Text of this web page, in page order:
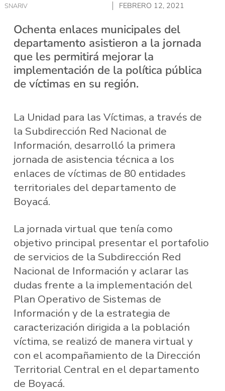
SNARIV FEBRERO 12, 2021
Ochenta enlaces municipales del
departamento asistieron a la jornada
que les permitirá mejorar la
implementación de la política pública
de víctimas en su región.
La Unidad para las Víctimas, a través de
la Subdirección Red Nacional de
Información, desarrolló la primera
jornada de asistencia técnica a los
enlaces de víctimas de 80 entidades
territoriales del departamento de
Boyacá.
La jornada virtual que tenía como
objetivo principal presentar el portafolio
de servicios de la Subdirección Red
Nacional de Información y aclarar las
dudas frente a la implementación del
Plan Operativo de Sistemas de
Información y de la estrategia de
caracterización dirigida a la población
víctima, se realizó de manera virtual y
con el acompañamiento de la Dirección
Territorial Central en el departamento
de Boyacá.